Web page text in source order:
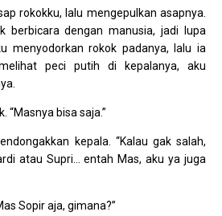
rokokku, lalu mengepulkan asapnya.
berbicara dengan manusia, jadi lupa
menyodorkan rokok padanya, lalu ia
peci putih di kepalanya, aku
“Masnya bisa saja.”
kepala. “Kalau gak salah,
atau Supri… entah Mas, aku ya juga
Sopir aja, gimana?”